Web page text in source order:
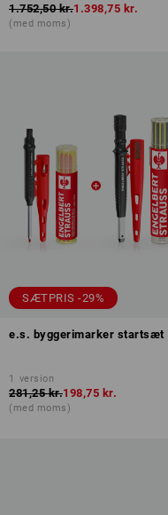
1.752,50 kr.1.398,75 kr.
(med moms)
SÆTPRIS -29%
e.s. byggerimarker startsæt
1 version
281,25 kr.198,75 kr.
(med moms)